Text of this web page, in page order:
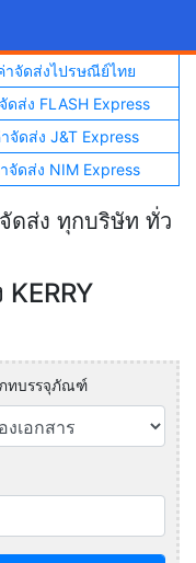
าจัดส่งไปรษณีย์ไทย
ดส่ง FLASH Express
จัดส่ง J&T Express
จัดส่ง NIM Express
ดส่ง ทุกบริษัท ทั่ว
ภทบรรจุภัณฑ์